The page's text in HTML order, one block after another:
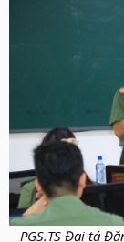
PGS.TS Đại tá